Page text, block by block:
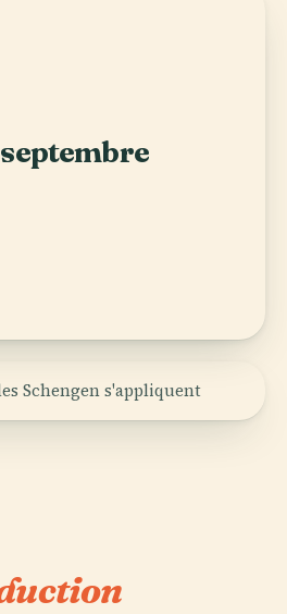
Schengen s'appliquent